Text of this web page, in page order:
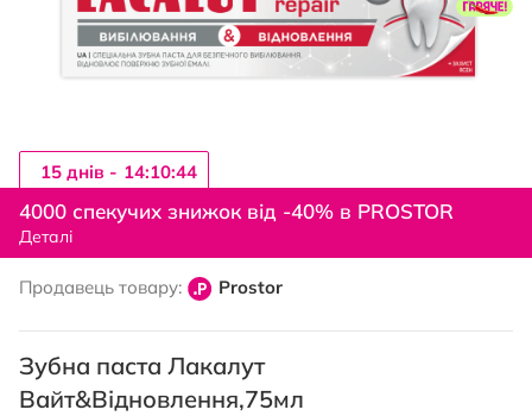
Перейти
до
початку
галереї
4000 спекучих знижок від -40% в PROSTOR
Деталі
15 днiв - 14:10:43
Продавець товару: Prostor
Зубна паста Лакалут
Вайт&Відновлення,75мл